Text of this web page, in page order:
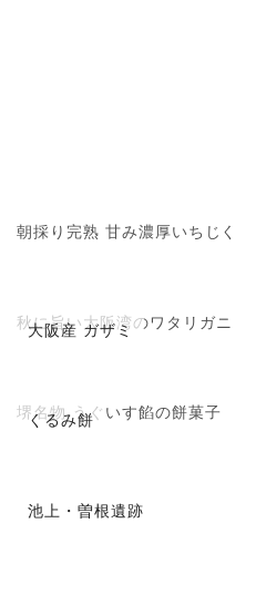
朝採り完熟 甘み濃厚いちじく
大阪産 ガザミ
秋に旨い大阪湾のワタリガニ
くるみ餅
堺名物 うぐいす餡の餅菓子
池上・曽根遺跡